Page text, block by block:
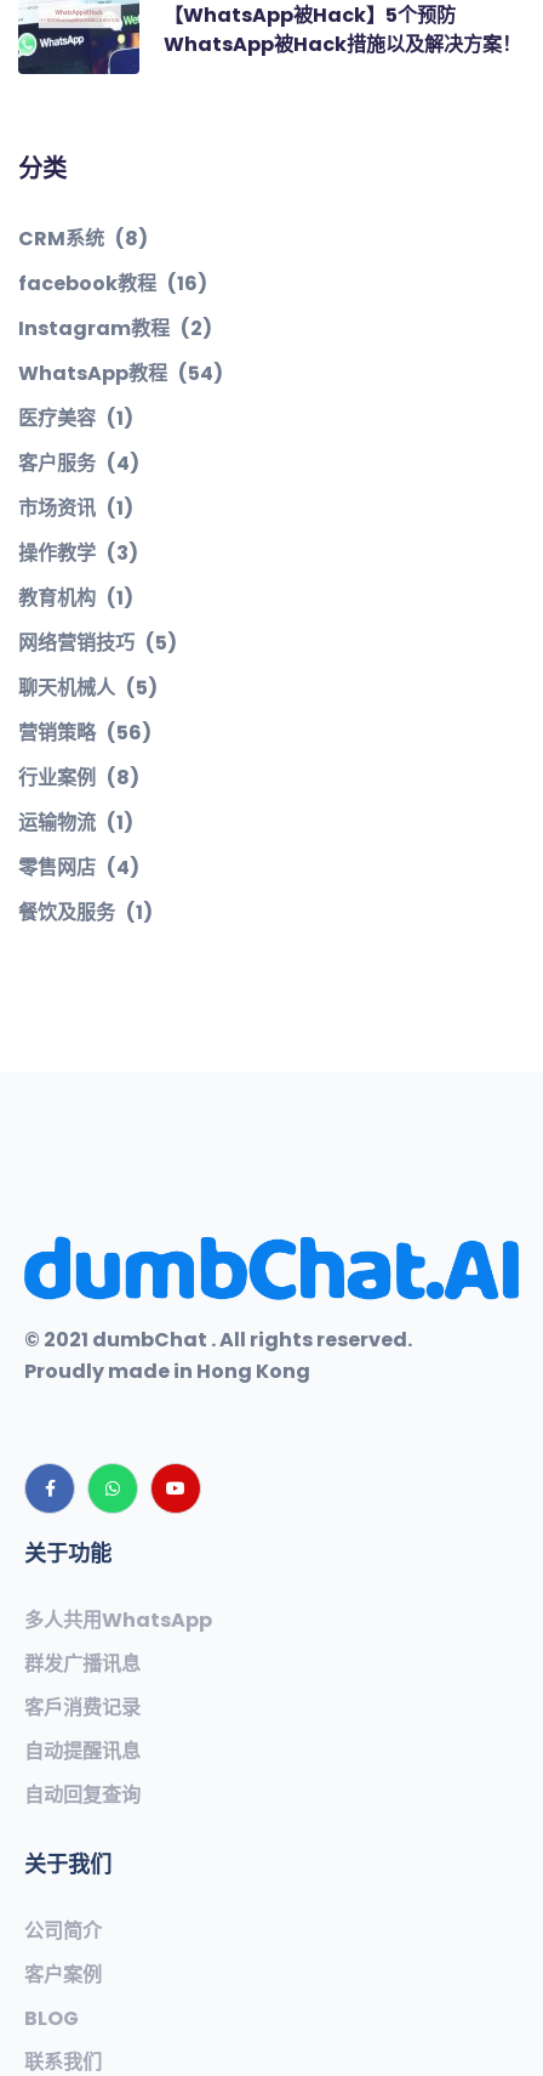
【WhatsApp被Hack】5个预防
WhatsApp被Hack措施以及解决方案！
分类
CRM系统 (8)
facebook教程 (16)
Instagram教程 (2)
WhatsApp教程 (54)
医疗美容 (1)
客户服务 (4)
市场资讯 (1)
操作教学 (3)
教育机构 (1)
网络营销技巧 (5)
聊天机械人 (5)
营销策略 (56)
行业案例 (8)
运输物流 (1)
零售网店 (4)
餐饮及服务 (1)
© 2021 dumbChat . All rights reserved.
Proudly made in Hong Kong
关于功能
多人共用WhatsApp
群发广播讯息
客戶消费记录
自动提醒讯息
自动回复查询
关于我们
公司简介
客户案例
BLOG
联系我们